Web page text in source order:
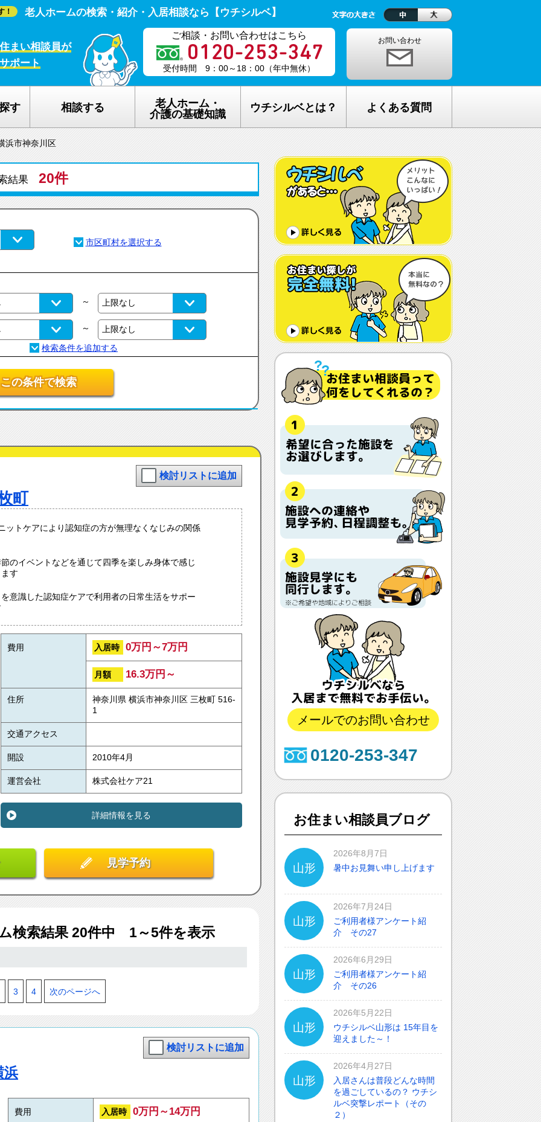
！ 老人ホームの検索・紹介・入居相談なら【ウチシルベ】
まい相談員が
ポート
ご相談・お問い合わせはこちら
受付時間 9：00～18：00（年中無休）
お問い合わせ
す 相談する
老人ホーム・
介護の基礎知識
在宅介護サービスについて
認知症について
生活保護について
ウチシルベとは？
老人ホーム探しが完全無料の理由
老人ホーム探し無料相談の流れ
ウチシルベのメリット
ウチシルベFC加盟について
よくある質問
老人ホームの種類が複雑でわからな
い・・
どんな人が入居しているの？
希望してもなかなか入れないのでは？
体調や病状が悪化しても最後まで住め
ますか？
認知症でも入れますか？
入居金が無料～何千万円と大きな差が
あるけど、どこが違うの？
入居するとどんな人がサービスをして
くれるの？
本当に相談無料？
他の紹介会社と「ウチシルベ」はどう
違うの？aa
浜市神奈川区
結果 20件
～
～
この条件で検索
検討リストに追加
町
ットケアにより認知症の方が無理なくなじみの関係
のイベントなどを通じて四季を楽しみ身体で感じ
す
意識した認知症ケアで利用者の日常生活をサポー
費用 入居時 0万円～7万円
月額 16.3万円～
住所
神奈川県 横浜市神奈川区 三枚町 516-
1
交通アクセス
開設 2010年4月
運営会社 株式会社ケア21
詳細情報を見る
見学予約
検索結果 20件中 1～5件を表示
3 4 次のページへ
検討リストに追加
浜
費用 入居時 0万円～14万円
メールでのお問い合わせ
0120-253-347
お住まい相談員ブログ
山形
2026年8月7日
暑中お見舞い申し上げます
山形
2026年7月24日
ご利用者様アンケート紹
介 その27
山形
2026年6月29日
ご利用者様アンケート紹
介 その26
山形
2026年5月22日
ウチシルベ山形は 15年目を
迎えました～！
山形
2026年4月27日
入居さんは普段どんな時間
を過ごしているの？ ウチシ
ルベ突撃レポート（その
２）